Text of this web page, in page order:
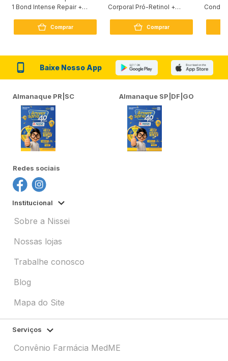
1 Bond Intense Repair +
Comprar
Corporal Pró-Retinol +
Comprar
Baixe Nosso App
Almanaque PR|SC Almanaque SP|DF|GO
Redes sociais
Institucional
Sobre a Nissei
Nossas lojas
Trabalhe conosco
Blog
Mapa do Site
Serviços
Convênio Farmácia MedME